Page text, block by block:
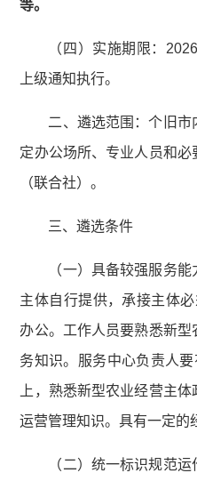
等。
（四）实施期限：
上级通知执行。
二、遴选范围：个旧市
定办公场所、专业人员和
（联合社）。
三、遴选条件
（一）具备较强服务
主体自行提供，承接主体
办公。工作人员要熟悉新
务知识。服务中心负责人要
上，熟悉新型农业经营主
运营管理知识。具有一定的
（二）统一标识规范